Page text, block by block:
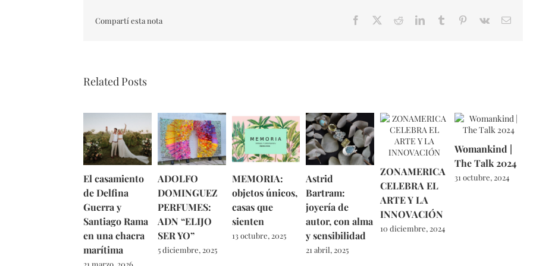
Compartí esta nota Facebook RedditLinkedInTumblr Pinterest
Vk Email
Related Posts
El casamiento
de Delfina
Guerra y
Santiago Rama
en una chacra
marítima
ADOLFO
DOMINGUEZ
PERFUMES:
ADN “ELIJO
SER YO”
5 diciembre, 2025
MEMORIA:
objetos únicos,
casas que
sienten
13 octubre, 2025
Astrid
Bartram:
joyería de
autor, con alma
y sensibilidad
21 abril, 2025
ZONAMERICA
CELEBRA EL
ARTE Y LA
INNOVACIÓN
10 diciembre, 2024
Womankind |
The Talk 2024
31 octubre, 2024